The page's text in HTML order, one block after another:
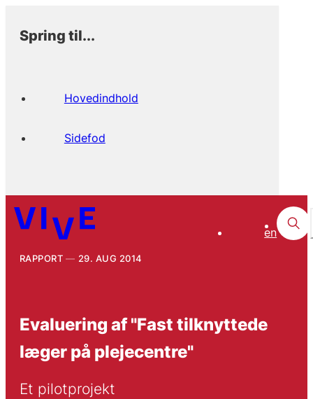
Spring til...
Hovedindhold
Sidefod
en
RAPPORT 29. AUG 2014
Evaluering af "Fast tilknyttede
læger på plejecentre"
Et pilotprojekt